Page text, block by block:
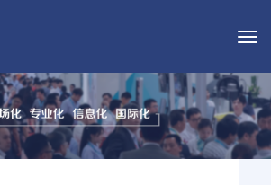
导
切
换